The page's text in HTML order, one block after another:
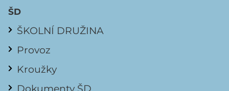
ŠD
ŠKOLNÍ DRUŽINA
Provoz
Kroužky
Dokumenty ŠD